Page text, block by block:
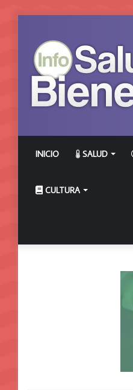
INICIO SALUD
CULTURA